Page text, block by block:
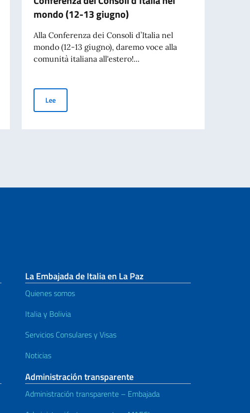
mondo (12-13 giugno)
Alla Conferenza dei Consoli d’Italia nel
mondo (12-13 giugno), daremo voce alla
comunità italiana all'estero!...
LeeConferenza dei Consoli d’Italia nel mondo (12-13 giugno)
La Embajada de Italia en La Paz
Quienes somos
Italia y Bolivia
Servicios Consulares y Visas
Noticias
Administración transparente
Administración transparente – Embajada